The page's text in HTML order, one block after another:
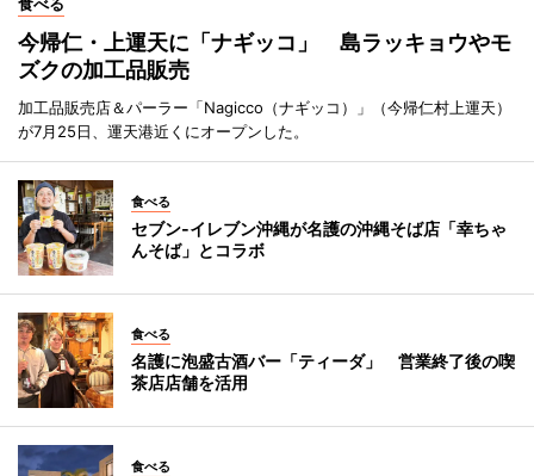
今帰仁・上運天に「ナギッコ」 島ラッキョウやモ
ズクの加工品販売
加工品販売店＆パーラー「Nagicco（ナギッコ）」（今帰仁村上運天）
が7月25日、運天港近くにオープンした。
食べる
セブン‐イレブン沖縄が名護の沖縄そば店「幸ちゃ
んそば」とコラボ
食べる
名護に泡盛古酒バー「ティーダ」 営業終了後の喫
茶店店舗を活用
食べる